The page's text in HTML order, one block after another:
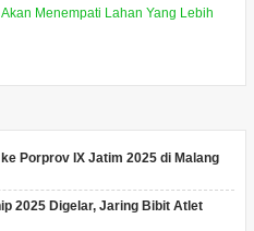
Menempati Lahan Yang Lebih
Porprov IX Jatim 2025 di Malang
2025 Digelar, Jaring Bibit Atlet